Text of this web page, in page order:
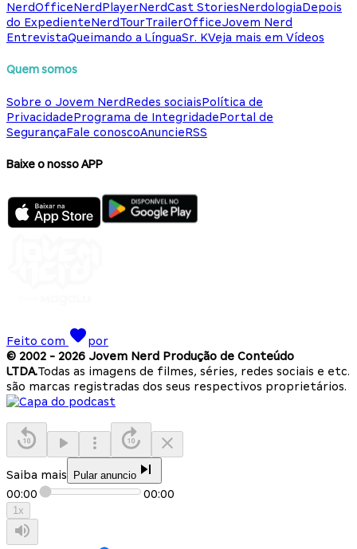
NerdOfficeNerdPlayerNerdCast StoriesNerdologiaDepois
do ExpedienteNerdTourTrailerOfficeJovem Nerd
EntrevistaQueimando a LínguaSr. KVeja mais em Vídeos
Quem somos
Sobre o Jovem NerdRedes sociaisPolítica de
PrivacidadePrograma de IntegridadePortal de
SegurançaFale conoscoAnuncieRSS
Baixe o nosso APP
Feito com
por
© 2002 - 2026 Jovem Nerd Produção de Conteúdo
LTDA.Todas as imagens de filmes, séries, redes sociais e etc.
são marcas registradas dos seus respectivos proprietários.
Saiba mais Pular anuncio
00:00 00:00
1x